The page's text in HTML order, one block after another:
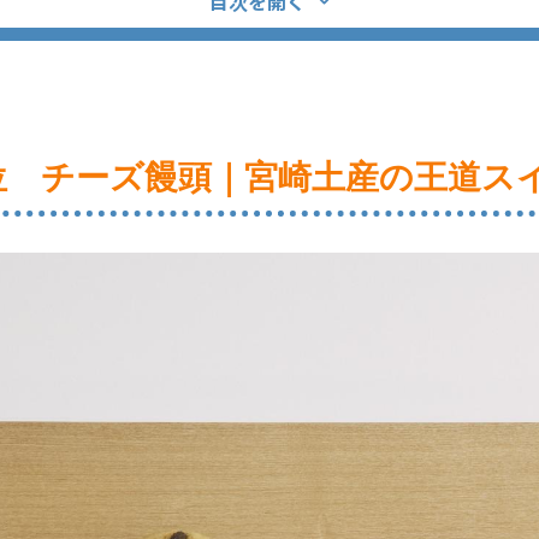
チーズ饅頭｜宮崎土産の王道ス